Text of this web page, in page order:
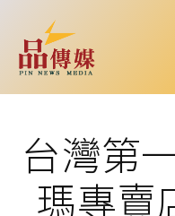
台灣第
瑪專賣